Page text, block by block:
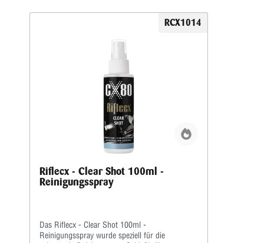
RCX1014
Riflecx - Clear Shot 100ml -
Reinigungsspray
Das Riflecx - Clear Shot 100ml -
Reinigungsspray wurde speziell für die